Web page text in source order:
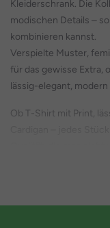
Kleiderschrank. Die
modischen Details –
kombinieren kannst.
Verspielte Muster,
für das gewisse Extra,
lässig-elegant,
Ob T-Shirt mit Print,
Komfort trifft auf